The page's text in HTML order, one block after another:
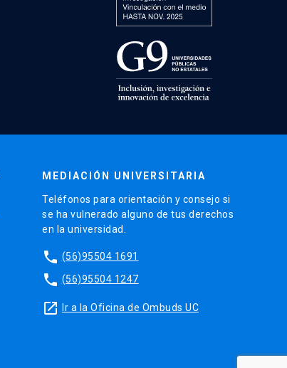
MEDIACIÓN UNIVERSITARIA
Teléfonos para orientación y consejo si
se ha vulnerado alguno de tus derechos
en la universidad.
phone (56)95504 1691
phone (56)95504 1247
launch Ir a la Oficina de Ombuds UC